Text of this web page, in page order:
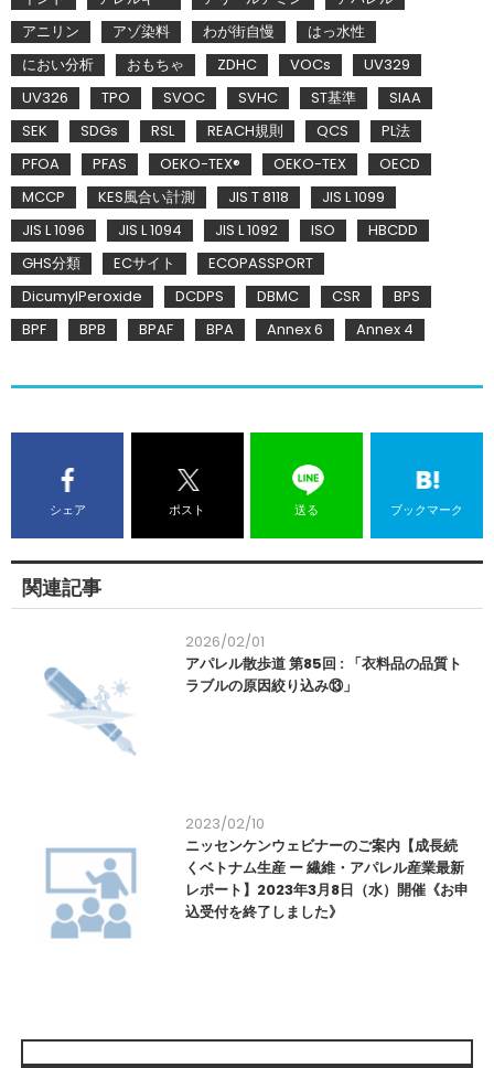
アニリン
アゾ染料 わが街自慢
はっ水性
におい分析
おもちゃ ZDHC VOCs
UV329
UV326
TPO SVOC SVHC ST基準
SIAA
SEK
SDGs RSL REACH規則 QCS
PL法
PFOA
PFAS OEKO-TEX® OEKO-TEX
OECD
MCCP
KES風合い計測 JIS T 8118
JIS L 1099
JIS L 1096
JIS L 1094 JIS L 1092 ISO
HBCDD
GHS分類
ECサイト
ECOPASSPORT
DicumylPeroxide
DCDPS DBMC CSR
BPS
BPF
BPB BPAF BPA Annex 6 Annex 4
シェア ポスト 送る ブックマーク
関連記事
2026/02/01
アパレル散歩道 第85回 : 「衣料品の品質ト
ラブルの原因絞り込み⑬」
2023/02/10
ニッセンケンウェビナーのご案内【成長続
くベトナム生産 ー 繊維・アパレル産業最新
レポート】2023年3月8日（水）開催《お申
込受付を終了しました》